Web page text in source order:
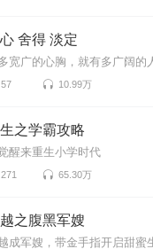
舍得 淡定
宽广的心胸，就有多广阔的
57 10.99万
之学霸攻略
醒来重生小学时代
271 65.30万
之腹黑军嫂
成军嫂，带金手指开启甜蜜